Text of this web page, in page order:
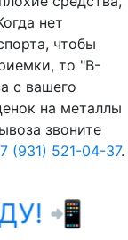
нет
чтобы
то "В-
с вашего
на металлы
звоните
(931) 521-04-37.
📲